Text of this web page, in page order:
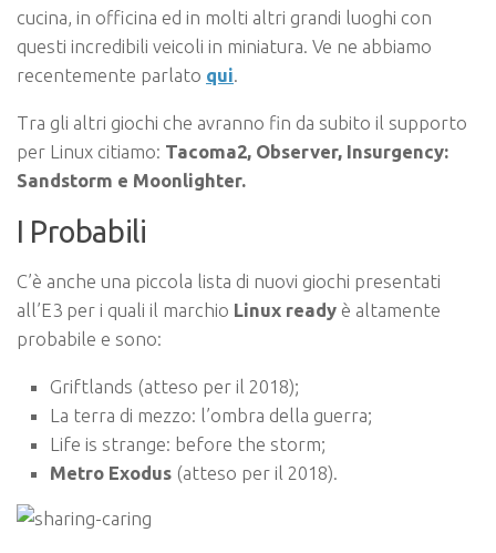
cucina, in officina ed in molti altri grandi luoghi con
questi incredibili veicoli in miniatura. Ve ne abbiamo
recentemente parlato qui
Tra gli altri giochi che avranno fin da subito il supporto
per Linux citiamo: Tacoma2, Observer, Insurgency:
Sandstorm e Moonlighter.
I Probabili
C’è anche una piccola lista di nuovi giochi presentati
all’E3 per i quali il marchio Linux ready è altamente
probabile e sono:
Griftlands (atteso per il 2018);
La terra di mezzo: l’ombra della guerra;
Life is strange: before the storm;
Metro Exodus (atteso per il 2018).